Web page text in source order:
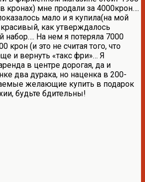
кронах) мне продали за 4000крон….
мало и я купила(на мой
как утверждалось
набор…. На нем я потеряла 7000
крон (и это не считая того, что
и вернуть «такс фри»… Я
в центре дорогая, да и
два дурака, но наценка в 200-
желающие купить в подарок
будьте бдительны!